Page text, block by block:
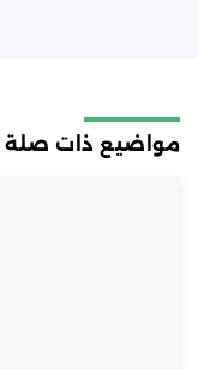
مواضيع ذات صلة